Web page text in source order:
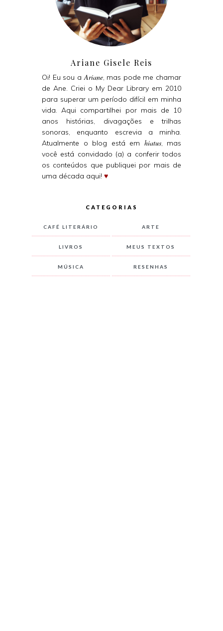
Ariane Gisele Reis
Oi! Eu sou aAriane, mas pode me chamar
de Ane. Criei o My Dear Library em 2010
para superar um período difícil em minha
vida. Aqui compartilhei por mais de 10
anos histórias, divagações e trilhas
sonoras, enquanto escrevia a minha.
Atualmente o blog está em hiatus, mas
você está convidado (a) a conferir todos
os conteúdos que publiquei por mais de
uma década aqui! ♥
CATEGORIAS
CAFÉ LITERÁRIO ARTE
LIVROS MEUS TEXTOS
MÚSICA RESENHAS